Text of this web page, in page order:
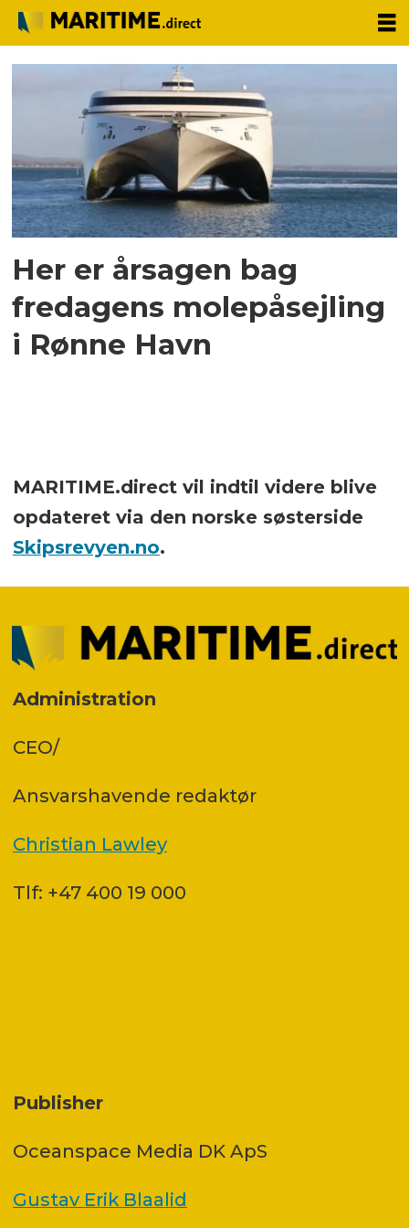
Tag:
Årsag
Her er årsagen bag
fredagens molepåsejling
i Rønne Havn
MARITIME.direct vil indtil videre blive
opdateret via den norske søsterside
Skipsrevyen.no.
Administration
CEO/
Ansvars­havende redaktør
Christian Lawley
Tlf: +47 400 19 000
Publisher
Oceanspace Media DK ApS
Gustav Erik Blaalid